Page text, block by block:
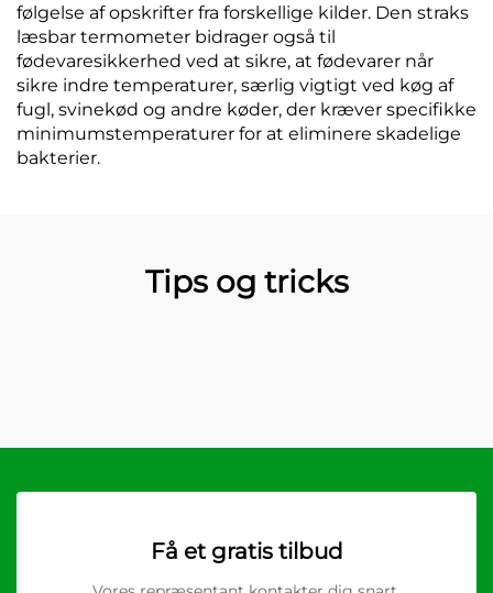
følgelse af opskrifter fra forskellige kilder. Den straks
læsbar termometer bidrager også til
fødevaresikkerhed ved at sikre, at fødevarer når
sikre indre temperaturer, særlig vigtigt ved køg af
fugl, svinekød og andre køder, der kræver specifikke
minimumstemperaturer for at eliminere skadelige
bakterier.
Tips og tricks
Få et gratis tilbud